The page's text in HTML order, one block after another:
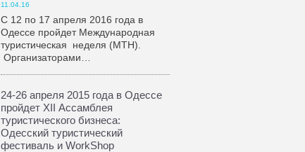
11.04.16
С 12 по 17 апреля 2016 года в
Одессе пройдет Международная
туристическая неделя (МТН).
Организаторами…
24-26 апреля 2015 года в Одессе
пройдет XII Ассамблея
туристического бизнеса:
Одесский туристический
фестиваль и WorkShop